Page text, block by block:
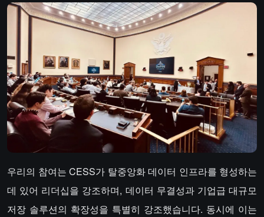
우리의 참여는 CESS가 탈중앙화 데이터 인프라를 형성하는
데 있어 리더십을 강조하며, 데이터 무결성과 기업급 대규모
저장 솔루션의 확장성을 특별히 강조했습니다. 동시에 이는